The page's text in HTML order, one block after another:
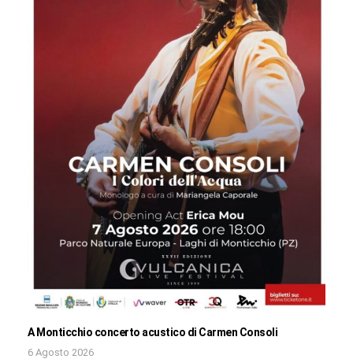
A Monticchio concerto acustico di Carmen Consoli
6 Agosto 2026